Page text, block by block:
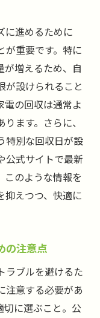
に進めるために
が重要です。特に
が増えるため、自
が設けられること
電の回収は通常よ
ます。さらに、
特別な回収日が設
公式サイトで最新
このような情報を
抑えつつ、快適に
の注意点
ラブルを避けるた
注意する必要があ
切に選ぶこと。公